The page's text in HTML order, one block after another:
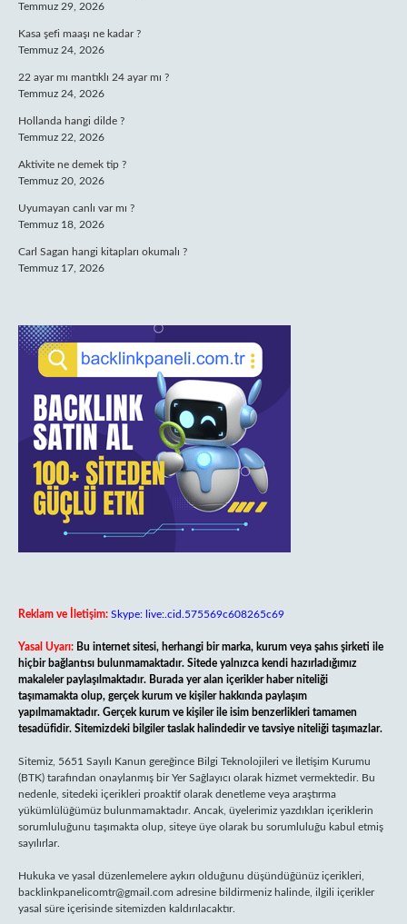
Temmuz 29, 2026
Kasa şefi maaşı ne kadar ?
Temmuz 24, 2026
22 ayar mı mantıklı 24 ayar mı ?
Temmuz 24, 2026
Hollanda hangi dilde ?
Temmuz 22, 2026
Aktivite ne demek tip ?
Temmuz 20, 2026
Uyumayan canlı var mı ?
Temmuz 18, 2026
Carl Sagan hangi kitapları okumalı ?
Temmuz 17, 2026
Reklam ve İletişim: Skype: live:.cid.575569c608265c69
Yasal Uyarı: Bu internet sitesi, herhangi bir marka, kurum veya şahıs şirketi ile
hiçbir bağlantısı bulunmamaktadır. Sitede yalnızca kendi hazırladığımız
makaleler paylaşılmaktadır. Burada yer alan içerikler haber niteliği
taşımamakta olup, gerçek kurum ve kişiler hakkında paylaşım
yapılmamaktadır. Gerçek kurum ve kişiler ile isim benzerlikleri tamamen
tesadüfidir. Sitemizdeki bilgiler taslak halindedir ve tavsiye niteliği taşımazlar.
Sitemiz, 5651 Sayılı Kanun gereğince Bilgi Teknolojileri ve İletişim Kurumu
(BTK) tarafından onaylanmış bir Yer Sağlayıcı olarak hizmet vermektedir. Bu
nedenle, sitedeki içerikleri proaktif olarak denetleme veya araştırma
yükümlülüğümüz bulunmamaktadır. Ancak, üyelerimiz yazdıkları içeriklerin
sorumluluğunu taşımakta olup, siteye üye olarak bu sorumluluğu kabul etmiş
sayılırlar.
Hukuka ve yasal düzenlemelere aykırı olduğunu düşündüğünüz içerikleri,
backlinkpanelicomtr@gmail.com adresine bildirmeniz halinde, ilgili içerikler
yasal süre içerisinde sitemizden kaldırılacaktır.